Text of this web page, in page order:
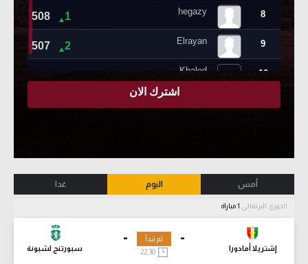
أمس اليوم غدا
الدوري البرتغالي
-
إشتريلا أمادورا
-
سبورتنج لشبونة
لم تبدأ